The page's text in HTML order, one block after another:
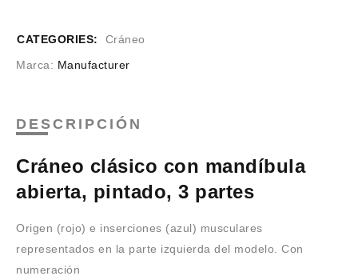
CATEGORIES:
Cráneo
Marca: Manufacturer
DESCRIPCIÓN
Cráneo clásico con mandíbula
abierta, pintado, 3 partes
Origen (rojo) e inserciones (azul) musculares
representados en la parte izquierda del modelo. Con
numeración